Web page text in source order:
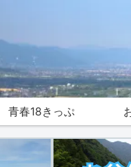
青春18きっぷ